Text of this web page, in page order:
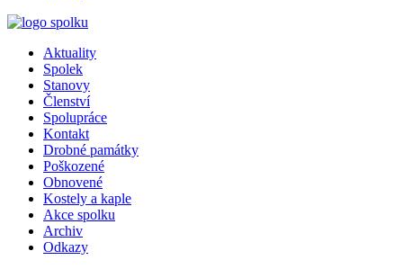
Aktuality
Spolek
Stanovy
Členství
Spolupráce
Kontakt
Drobné památky
Poškozené
Obnovené
Kostely a kaple
Akce spolku
Archiv
Odkazy